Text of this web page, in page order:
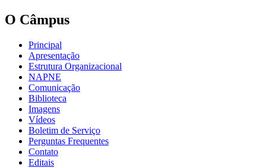
O Câmpus
Principal
Apresentação
Estrutura Organizacional
NAPNE
Comunicação
Biblioteca
Imagens
Vídeos
Boletim de Serviço
Perguntas Frequentes
Contato
Editais